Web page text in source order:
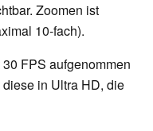
Zoomen ist
10-fach).
FPS aufgenommen
in Ultra HD, die